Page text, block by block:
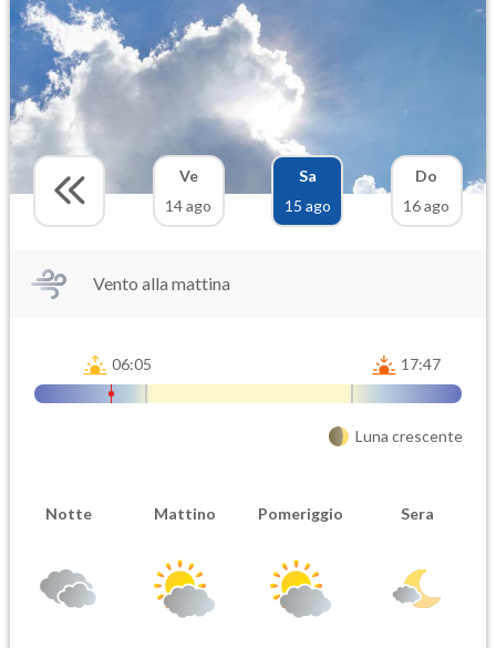
Ve
14 ago
Sa
15 ago
Do
16 ago
Vento alla mattina
06:05 17:47
Luna crescente
Notte Mattino Pomeriggio Sera